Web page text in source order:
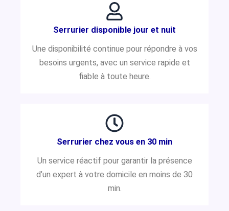
Serrurier disponible jour et nuit
Une disponibilité continue pour répondre à vos
besoins urgents, avec un service rapide et
fiable à toute heure.
Serrurier chez vous en 30 min
Un service réactif pour garantir la présence
d’un expert à votre domicile en moins de 30
min.